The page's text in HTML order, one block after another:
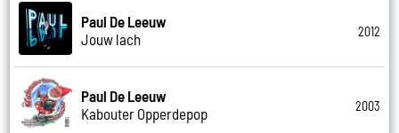
Paul De Leeuw
Jouw lach
2012
Paul De Leeuw
Kabouter Opperdepop
2003